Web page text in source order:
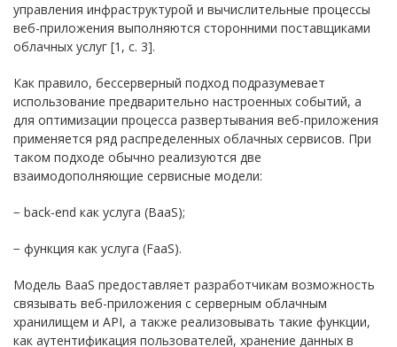
управления инфраструктурой и вычислительные процессы
веб-приложения выполняются сторонними поставщиками
облачных услуг [1, с. 3].
Как правило, бессерверный подход подразумевает
использование предварительно настроенных событий, а
для оптимизации процесса развертывания веб-приложения
применяется ряд распределенных облачных сервисов. При
таком подходе обычно реализуются две
взаимодополняющие сервисные модели:
− back-end как услуга (BaaS);
− функция как услуга (FaaS).
Модель BaaS предоставляет разработчикам возможность
связывать веб-приложения с серверным облачным
хранилищем и API, а также реализовывать такие функции,
как аутентификация пользователей, хранение данных в